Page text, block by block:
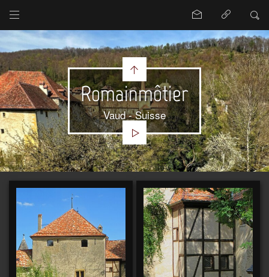
Romainmôtier
Vaud - Suisse